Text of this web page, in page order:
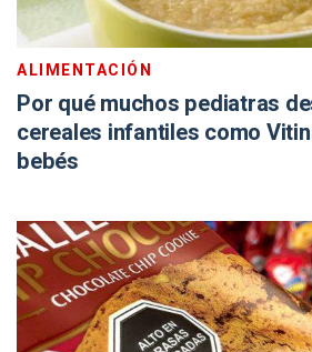
ALIMENTACIÓN
Por qué muchos pediatras
cereales infantiles como
bebés